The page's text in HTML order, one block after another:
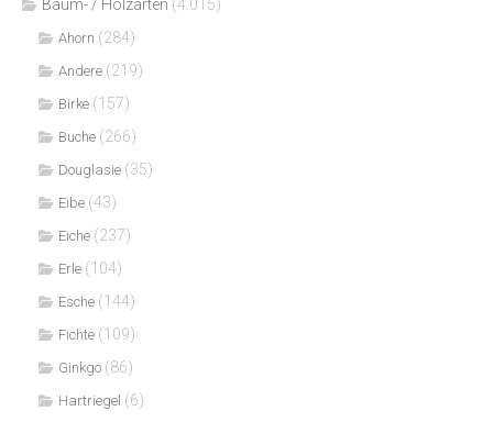
Bäum- / Holzarten (4.015)
Ahorn (284)
Andere (219)
Birke (157)
Buche (266)
Douglasie (35)
Eibe (43)
Eiche (237)
Erle (104)
Esche (144)
Fichte (109)
Ginkgo (86)
Hartriegel (6)